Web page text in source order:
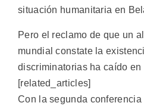
situación humanitaria en
Pero el reclamo de que un
mundial constate la
discriminatorias ha caído en
[related_articles]
Con la segunda conferencia